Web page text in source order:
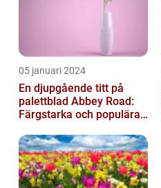
05 januari 2024
En djupgående titt på
palettblad Abbey Road:
Färgstarka och populära